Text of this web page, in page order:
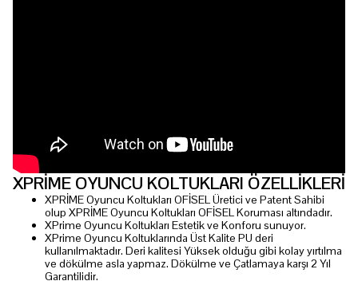
XPRİME OYUNCU KOLTUKLARI ÖZELLİKLERİ
XPRİME Oyuncu Koltukları OFİSEL Üretici ve Patent Sahibi
olup XPRİME Oyuncu Koltukları OFİSEL Koruması altındadır.
XPrime Oyuncu Koltukları Estetik ve Konforu sunuyor.
XPrime Oyuncu Koltuklarında Üst Kalite PU deri
kullanılmaktadır. Deri kalitesi Yüksek olduğu gibi kolay yırtılma
ve dökülme asla yapmaz. Dökülme ve Çatlamaya karşı 2 Yıl
Garantilidir.